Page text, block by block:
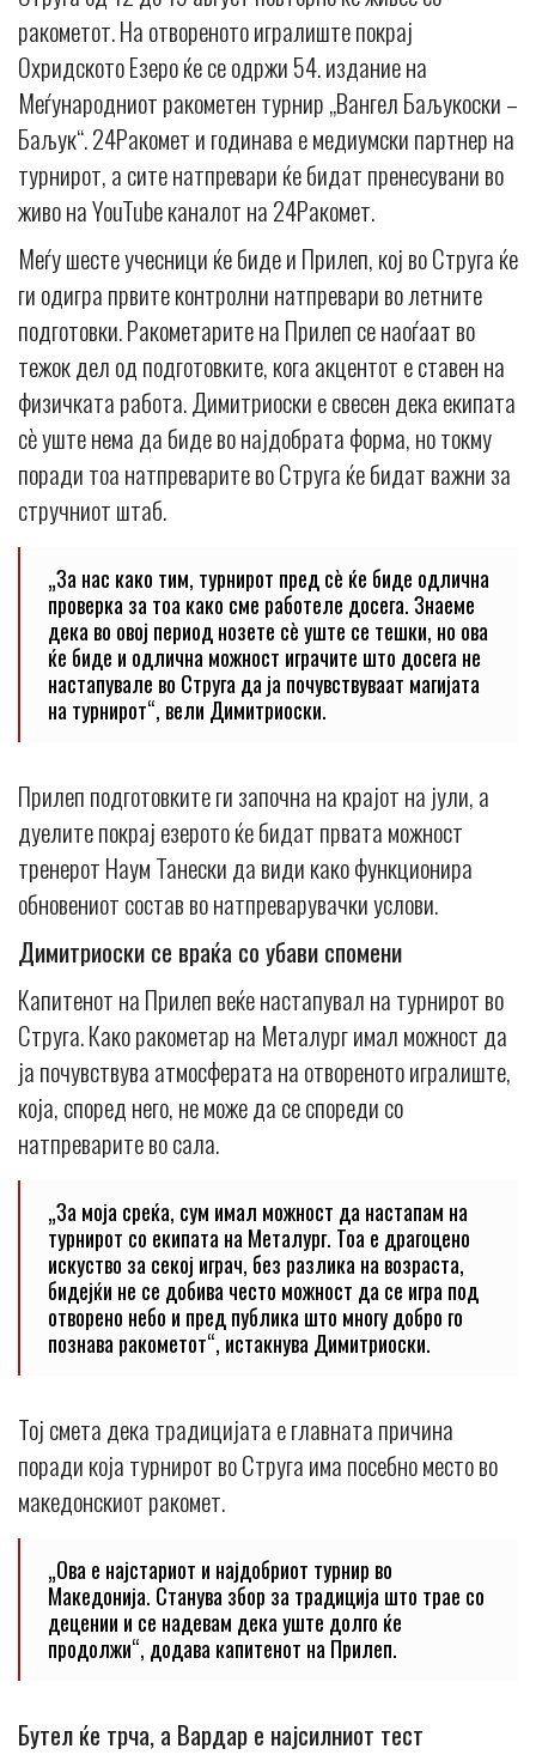
ракометот. На отвореното игралиште покрај
Охридското Езеро ќе се одржи 54. издание на
Меѓународниот ракометен турнир „Вангел Баљукоски –
Баљук“. 24Ракомет и годинава е медиумски партнер на
турнирот, а сите натпревари ќе бидат пренесувани во
живо на YouTube каналот на 24Ракомет.
Меѓу шесте учесници ќе биде и Прилеп, кој во Струга ќе
ги одигра првите контролни натпревари во летните
подготовки. Ракометарите на Прилеп се наоѓаат во
тежок дел од подготовките, кога акцентот е ставен на
физичката работа. Димитриоски е свесен дека екипата
сè уште нема да биде во најдобрата форма, но токму
поради тоа натпреварите во Струга ќе бидат важни за
стручниот штаб.
„За нас како тим, турнирот пред сè ќе биде одлична
проверка за тоа како сме работеле досега. Знаеме
дека во овој период нозете сè уште се тешки, но ова
ќе биде и одлична можност играчите што досега не
настапувале во Струга да ја почувствуваат магијата
на турнирот“, вели Димитриоски.
Прилеп подготовките ги започна на крајот на јули, а
дуелите покрај езерото ќе бидат првата можност
тренерот Наум Танески да види како функционира
обновениот состав во натпреварувачки услови.
Димитриоски се враќа со убави спомени
Капитенот на Прилеп веќе настапувал на турнирот во
Струга. Како ракометар на Металург имал можност да
ја почувствува атмосферата на отвореното игралиште,
која, според него, не може да се спореди со
натпреварите во сала.
„За моја среќа, сум имал можност да настапам на
турнирот со екипата на Металург. Тоа е драгоцено
искуство за секој играч, без разлика на возраста,
бидејќи не се добива често можност да се игра под
отворено небо и пред публика што многу добро го
познава ракометот“, истакнува Димитриоски.
Тој смета дека традицијата е главната причина
поради која турнирот во Струга има посебно место во
македонскиот ракомет.
„Ова е најстариот и најдобриот турнир во
Македонија. Станува збор за традиција што трае со
децении и се надевам дека уште долго ќе
продолжи“, додава капитенот на Прилеп.
Бутел ќе трча, а Вардар е најсилниот тест